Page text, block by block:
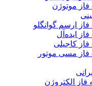
فاز موتوژن
فاز ارسم گوانگلو
ایده‌آل
فاز کاجیلی
فاز مسی موتور
فاز الکتروژن